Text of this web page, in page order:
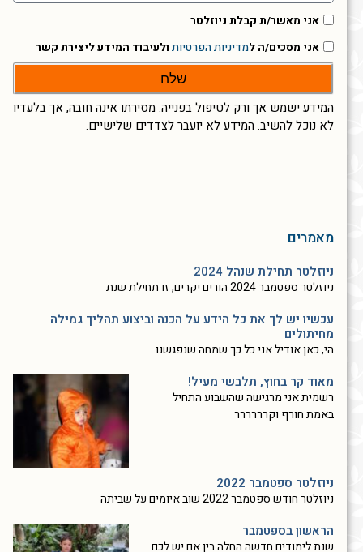
אני מאשר/ת קבלת ניוזלטר
אני מסכים/ה למדיניות הפרטיות ולעיבוד המידע ליצירת קשר
שלח
המידע ישמש אך ורק לטיפול בפנייה. מסירתו אינה חובה, אך בלעדיו
לא נוכל להשיב. המידע לא יועבר לצדדים שלישיים.
מאמרים
ניוזלטר תחילת שנהל 2024
ניוזלטר ספטמבר 2024 הורים יקרים, זו תחילת שנת
עכשיו יש לך את כל הידע על הכנה וביצוע תהליך גמילה
מחיתולים
הי, כאן אודיל אני כל כך שמחה שנפגשנו
מאוד קר בחוץ, תלבשי מעיל!
רשמית אני מרגישה שהשבוע התחיל
באמת חורף וקרררררר
ניוזלטר ספטמבר 2022
ניוזלטר חודש ספטמבר 2022 שוב איומים על שביתה
הראשון בספטמבר
שנת לימודים חדשה החלה בין אם יש לכם